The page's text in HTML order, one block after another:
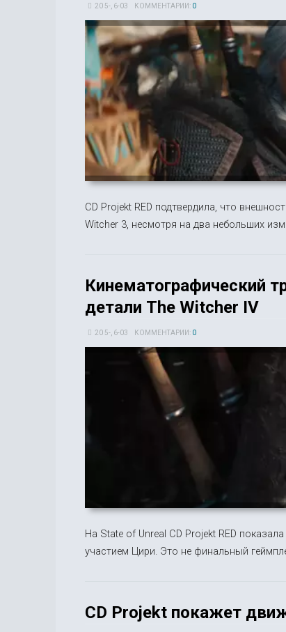
20 5-, 6-03 КОММЕНТАРИИ: 0
CD Projekt RED подтвердила, что
Witcher 3, несмотря на два небольших
Кинематографический
детали The Witcher IV
20 5-, 6-03 КОММЕНТАРИИ: 0
На State of Unreal CD Projekt RED
участием Цири. Это не финальный
CD Projekt покажет